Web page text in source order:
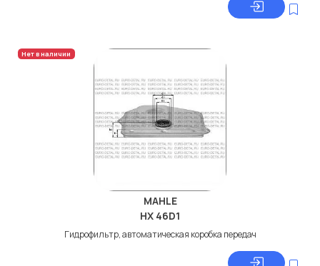
Нет в наличии
MAHLE
HX 46D1
Гидрофильтр, автоматическая коробка передач